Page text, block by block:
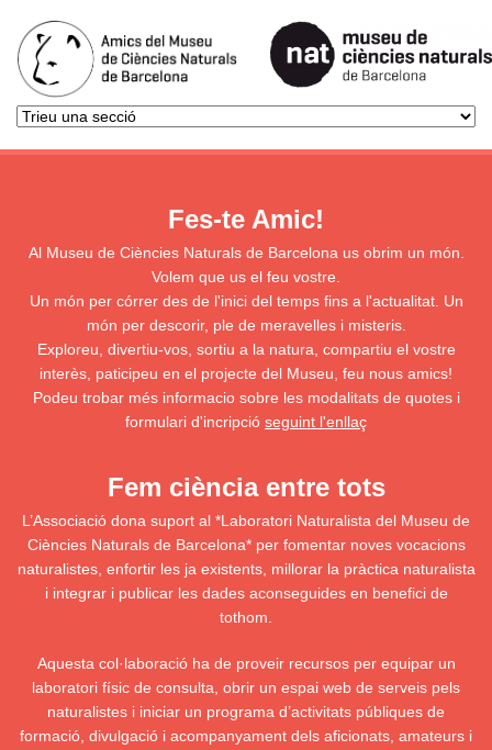
Fes-te Amic!
Al Museu de Ciències Naturals de Barcelona us obrim un món.
Volem que us el feu vostre.
Un món per córrer des de l'inici del temps fins a l'actualitat. Un
món per descorir, ple de meravelles i misteris.
Exploreu, divertiu-vos, sortiu a la natura, compartiu el vostre
interès, paticipeu en el projecte del Museu, feu nous amics!
Podeu trobar més informacio sobre les modalitats de quotes i
formulari d'incripció seguint l'enllaç
Fem ciència entre tots
L’Associació dona suport al *Laboratori Naturalista del Museu de
Ciències Naturals de Barcelona* per fomentar noves vocacions
naturalistes, enfortir les ja existents, millorar la pràctica naturalista
i integrar i publicar les dades aconseguides en benefici de
tothom.
Aquesta col·laboració ha de proveir recursos per equipar un
laboratori físic de consulta, obrir un espai web de serveis pels
naturalistes i iniciar un programa d’activitats públiques de
formació, divulgació i acompanyament dels aficionats, amateurs i